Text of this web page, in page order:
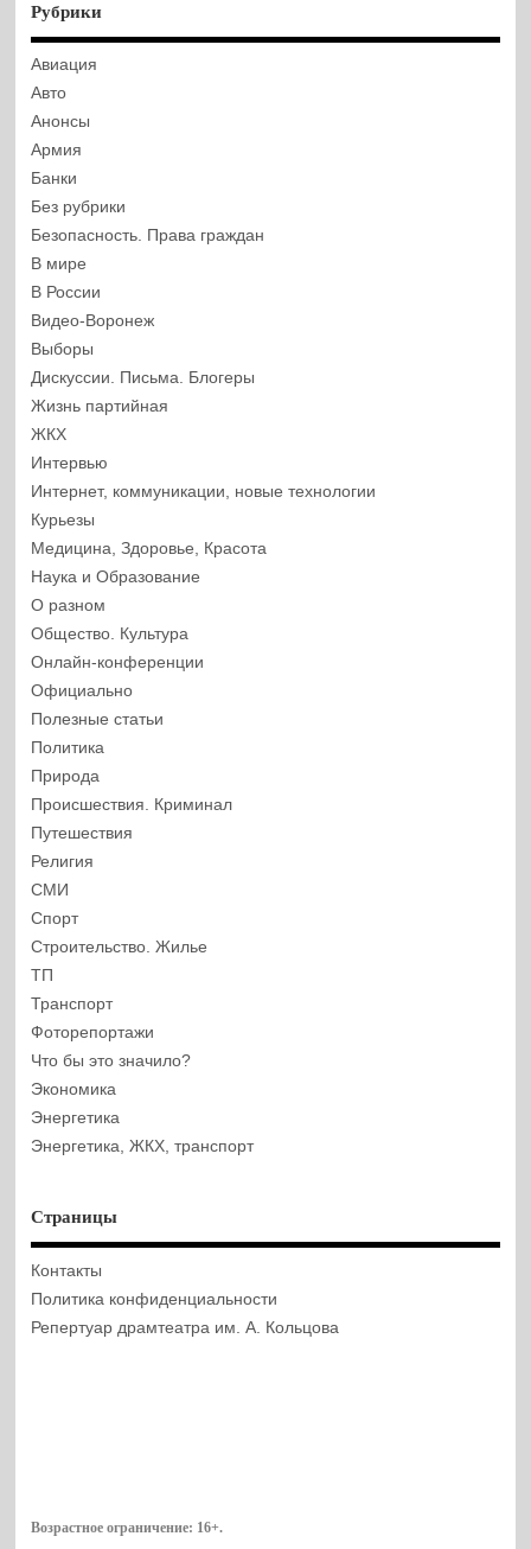
Рубрики
Авиация
Авто
Анонсы
Армия
Банки
Без рубрики
Безопасность. Права граждан
В мире
В России
Видео-Воронеж
Выборы
Дискуссии. Письма. Блогеры
Жизнь партийная
ЖКХ
Интервью
Интернет, коммуникации, новые технологии
Курьезы
Медицина, Здоровье, Красота
Наука и Образование
О разном
Общество. Культура
Онлайн-конференции
Официально
Полезные статьи
Политика
Природа
Происшествия. Криминал
Путешествия
Религия
СМИ
Спорт
Строительство. Жилье
ТП
Транспорт
Фоторепортажи
Что бы это значило?
Экономика
Энергетика
Энергетика, ЖКХ, транспорт
Страницы
Контакты
Политика конфиденциальности
Репертуар драмтеатра им. А. Кольцова
Возрастное ограничение: 16+.